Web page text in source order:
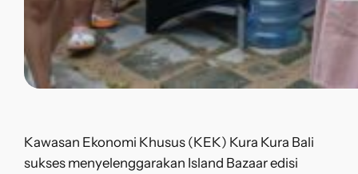
Kawasan Ekonomi Khusus (KEK) Kura Kura Bali
sukses menyelenggarakan Island Bazaar edisi